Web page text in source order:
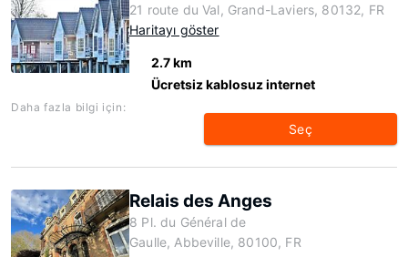
21 route du Val, Grand-Laviers, 80132, FR
Haritayı göster
2.7 km
Ücretsiz kablosuz internet
Daha fazla bilgi için:
Seç
Relais des Anges
8 Pl. du Général de
Gaulle, Abbeville, 80100, FR